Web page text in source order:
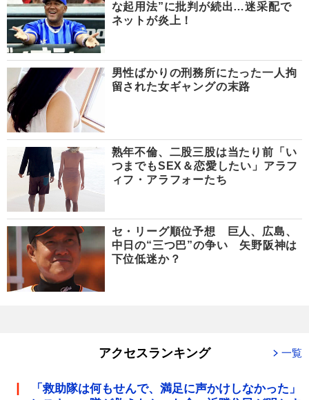
な起用法”に批判が続出…迷采配で
ネットが炎上！
男性ばかりの刑務所にたった一人拘
留された女ギャングの末路
熟年不倫、二股三股は当たり前「い
つまでもSEX＆恋愛したい」アラフ
ィフ・アラフォーたち
セ・リーグ順位予想 巨人、広島、
中日の“三つ巴”の争い 矢野阪神は
下位低迷か？
アクセスランキング 一覧
「救助隊は何もせんで、満足に声かけしなかった」